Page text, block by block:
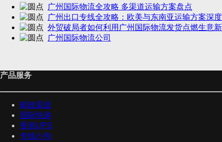
广州国际物流全攻略 多渠道运输方案盘点
广州出口专线全攻略：欧美与东南亚运输方案深
外贸破局者如何利用广州国际物流发货点燃生意
广州国际物流公司
产品服务
邮政渠道
国际快递
香港UPS
专线小包